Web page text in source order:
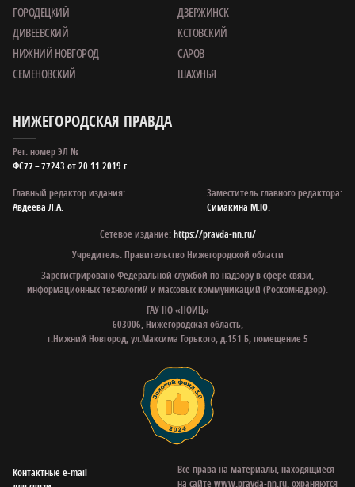
ГОРОДЕЦКИЙ
ДЗЕРЖИНСК
ДИВЕЕВСКИЙ
КСТОВСКИЙ
НИЖНИЙ НОВГОРОД
САРОВ
СЕМЕНОВСКИЙ
ШАХУНЬЯ
НИЖЕГОРОДСКАЯ ПРАВДА
Рег. номер ЭЛ №
ФС77 – 77243 от 20.11.2019 г.
Главный редактор издания:
Авдеева Л.А.
Заместитель главного редактора:
Симакина М.Ю.
Сетевое издание:https://pravda-nn.ru/
Учредитель: Правительство Нижегородской области
Зарегистрировано Федеральной службой по надзору в сфере связи,
информационных технологий и массовых коммуникаций (Роскомнадзор).
ГАУ НО «НОИЦ»
603006, Нижегородская область,
г.Нижний Новгород, ул.Максима Горького, д.151 Б, помещение 5
Контактные e‑mail
Все права на материалы, находящиеся
на сайте www.pravda-nn.ru, охраняются